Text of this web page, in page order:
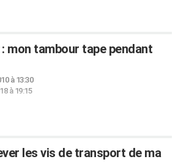
mon tambour tape pendant
à 13:30
à 19:15
les vis de transport de ma